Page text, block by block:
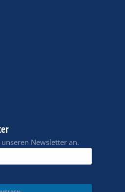
Newsletter an.